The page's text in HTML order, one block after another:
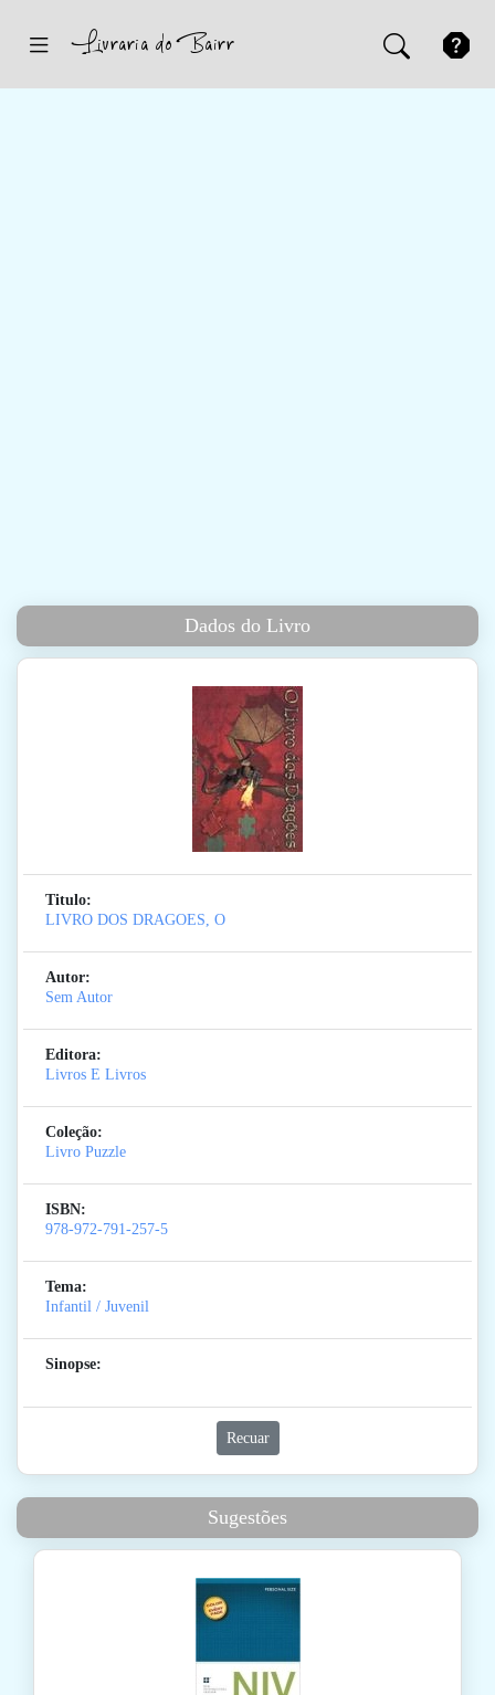
Dados do Livro
Titulo:
LIVRO DOS DRAGOES, O
Autor:
Sem Autor
Editora:
Livros E Livros
Coleção:
Livro Puzzle
ISBN:
978-972-791-257-5
Tema:
Infantil / Juvenil
Sinopse:
Recuar
Sugestões